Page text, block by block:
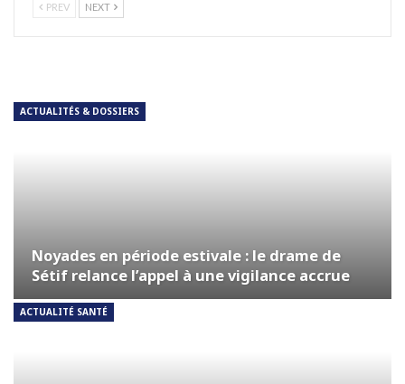
PREV NEXT
ACTUALITÉS & DOSSIERS
Noyades en période estivale : le drame de
Sétif relance l’appel à une vigilance accrue
ACTUALITÉ SANTÉ